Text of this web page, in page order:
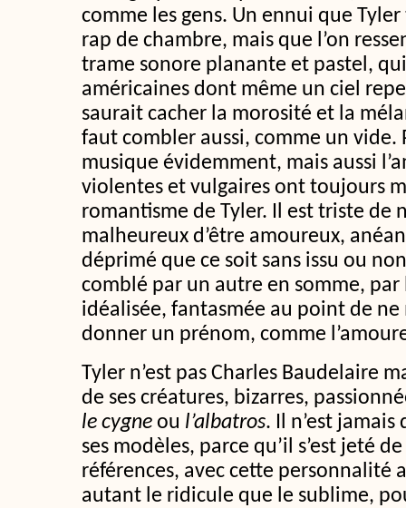
comme les gens. Un ennui que Tyler
rap de chambre, mais que l’on
trame sonore planante et pastel,
américaines dont même un ciel
saurait cacher la morosité et la
faut combler aussi, comme un vide.
musique évidemment, mais aussi
violentes et vulgaires ont toujours
romantisme de Tyler. Il est triste de
malheureux d’être amoureux,
déprimé que ce soit sans issu ou
comblé par un autre en somme, par
idéalisée, fantasmée au point de
donner un prénom, comme
Tyler n’est pas Charles Baudelaire
de ses créatures, bizarres,
le cygne ou l’albatros. Il n’est
ses modèles, parce qu’il s’est jeté
références, avec cette
autant le ridicule que le sublime,